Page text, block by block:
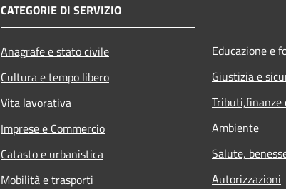
CATEGORIE DI SERVIZIO
Anagrafe e stato civile
Cultura e tempo libero
Vita lavorativa
Imprese e Commercio
Catasto e urbanistica
Mobilità e trasporti
Educazione e
Giustizia e
Tributi,finanze
Ambiente
Salute,
Autorizzazioni